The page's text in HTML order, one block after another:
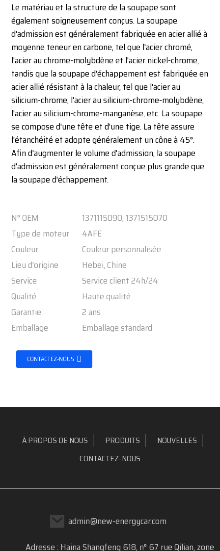
Le matériau et la structure de la soupape sont
également soigneusement conçus. La soupape
d'admission est généralement fabriquée en acier allié à
moyenne teneur en carbone, tel que l'acier chromé,
l'acier au chrome-molybdène et l'acier nickel-chrome,
tandis que la soupape d'échappement est fabriquée en
acier allié résistant à la chaleur, tel que l'acier au
silicium-chrome, l'acier au silicium-chrome-molybdène,
l'acier au silicium-chrome-manganèse, etc. La soupape
se compose d'une tête et d'une tige. La tête assure
l'étanchéité et adopte généralement un cône à 45°.
Afin d'augmenter le volume d'admission, la soupape
d'admission est généralement conçue plus grande que
la soupape d'échappement.
N° OEM
1371115090, 1371515070
Type de moteur
4AFE
Couleur
Couleur personnalisée
Lieu d'origine
Hebei, Chine
Service
Service client 24h/24
Qualité
Haute qualité
Garantie
2 ans
Emballage
Emballage standard
CONTACTEZ-NOUS
À PROPOS DE NOUS PRODUITS
NOUVELLES
CONTACTEZ-NOUS
admin@new-energycar.com
Adresse : Haina Shangfeng 618, n° 67 rue Qilian, zone